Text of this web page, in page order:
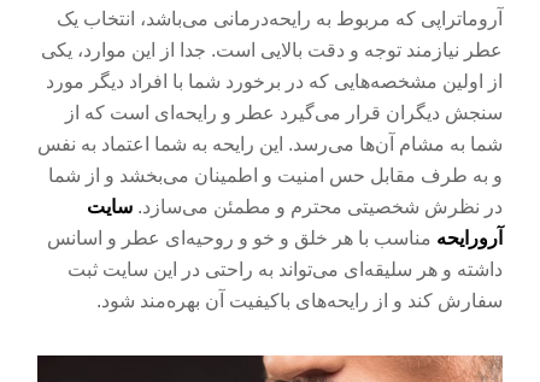
آروماتراپی که مربوط به رایحه‌درمانی می‌باشد، انتخاب یک
عطر نیازمند توجه و دقت بالایی است. جدا از این موارد، یکی
از اولین مشخصه‌هایی که در برخورد شما با افراد دیگر مورد
سنجش دیگران قرار می‌گیرد عطر و رایحه‌ای است که از
شما به مشام آن‌ها می‌رسد. این رایحه به شما اعتماد به نفس
و به طرف مقابل حس امنیت و اطمینان می‌بخشد و از شما
در نظرش شخصیتی محترم و مطمئن می‌سازد. سایت
آرورایحه مناسب با هر خلق و خو و روحیه‌ای عطر و اسانس
داشته و هر سلیقه‌ای می‌تواند به راحتی در این سایت ثبت
سفارش کند و از رایحه‌های باکیفیت آن بهره‌مند شود.